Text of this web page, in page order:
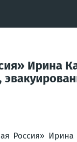
Ирина
Россия» Ирина